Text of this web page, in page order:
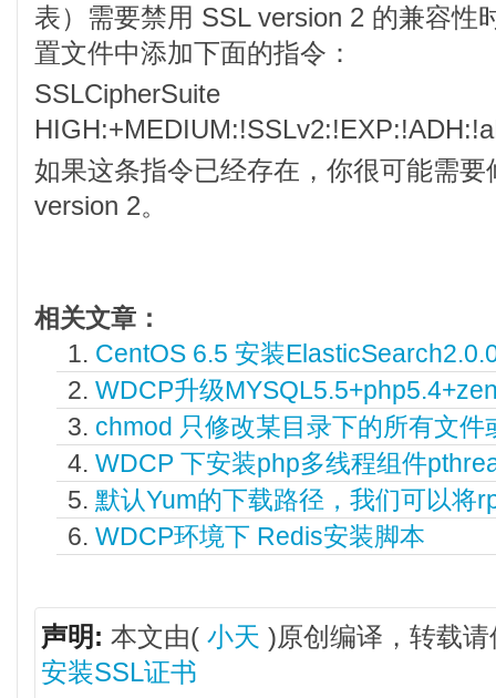
表）需要禁用 SSL version 2 的兼容性
置文件中添加下面的指令：
SSLCipherSuite
如果这条指令已经存在，你很可能需
version 2。
相关文章：
CentOS 6.5 安装
WDCP升级
chmod 只修改某目录下的所有文
WDCP 下安装php多线程组件
默认Yum的下载路径，我们可以将
WDCP环境下 Redis安装脚本
声明: 本文由( 小天 )原创编译，转载
安装SSL证书